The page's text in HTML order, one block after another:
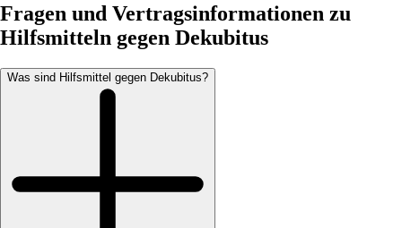
Fragen und Vertragsinformationen zu
Hilfsmitteln gegen Dekubitus
Was sind Hilfsmittel gegen Dekubitus?